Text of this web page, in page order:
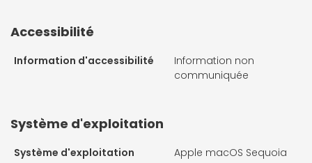
Accessibilité
Information d'accessibilité
Information non
communiquée
Système d'exploitation
Système d'exploitation
Apple macOS Sequoia